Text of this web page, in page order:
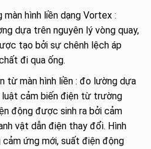
hình liền dạng Vortex :
dựa trên nguyên lý vòng quay,
tạo bởi sự chênh lệch áp
đi qua ống.
từ màn hình liền : đo lường dựa
luật cảm biến điện từ trường
động được sinh ra bởi cảm
vật dẫn điện thay đổi. Hình
ứng mới, suất điện động